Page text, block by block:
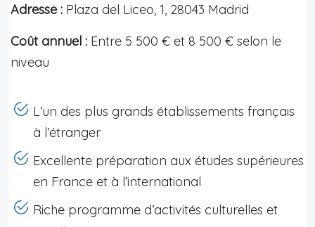
Adresse : Plaza del Liceo, 1, 28043 Madrid
Coût annuel : Entre 5 500 € et 8 500 € selon le
niveau
L’un des plus grands établissements français
à l’étranger
Excellente préparation aux études supérieures
en France et à l’international
Riche programme d’activités culturelles et